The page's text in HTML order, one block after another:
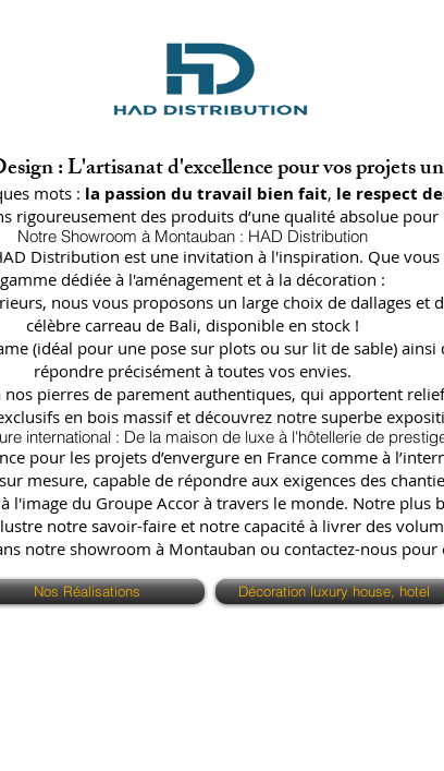
: L'artisanat d'excellence pour vos projets
mots : la passion du travail bien fait, le respect
rigoureusement des produits d’une qualité absolue pour
Notre Showroom à Montauban : HAD Distribution
Distribution est une invitation à l'inspiration. Que
gamme dédiée à l'aménagement et à la décoration :
nous vous proposons un large choix de dallages
célèbre carreau de Bali, disponible en stock !
(idéal pour une pose sur plots ou sur lit de sable)
répondre précisément à toutes vos envies.
pierres de parement authentiques, qui apportent
en bois massif et découvrez notre superbe
international : De la maison de luxe à l'hôtellerie de
pour les projets d’envergure en France comme à
mesure, capable de répondre aux exigences des
du Groupe Accor à travers le monde. Notre
notre savoir-faire et notre capacité à livrer des
notre showroom à Montauban ou contactez-nous
Nos Réalisations Décoration luxury house, hotel